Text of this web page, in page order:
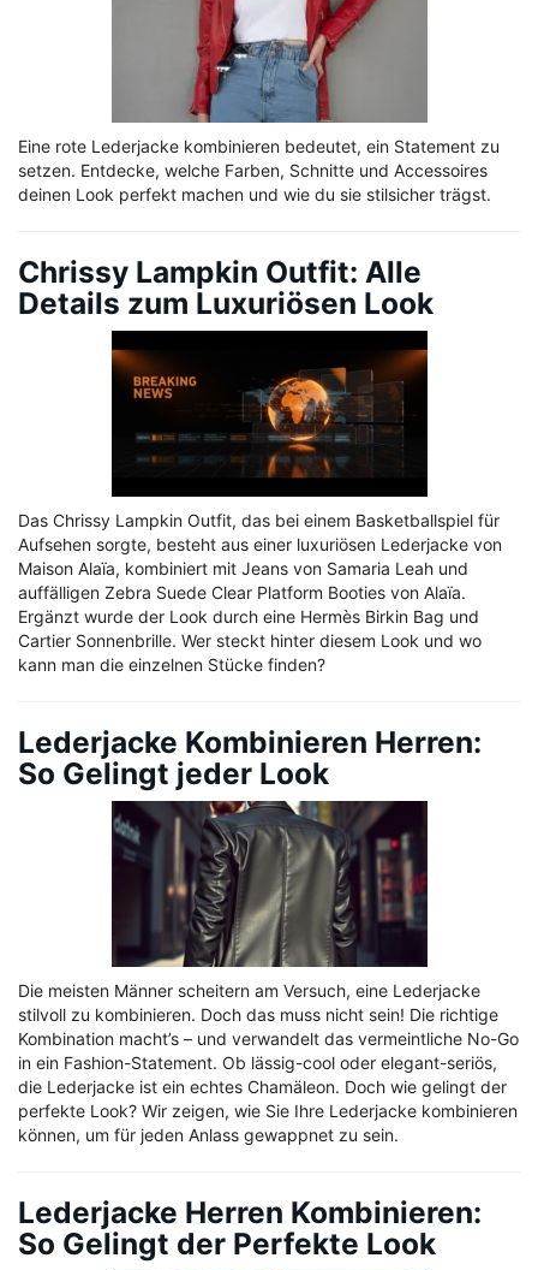
Eine rote Lederjacke kombinieren bedeutet, ein Statement zu
setzen. Entdecke, welche Farben, Schnitte und Accessoires
deinen Look perfekt machen und wie du sie stilsicher trägst.
Chrissy Lampkin Outfit: Alle
Details zum Luxuriösen Look
Das Chrissy Lampkin Outfit, das bei einem Basketballspiel für
Aufsehen sorgte, besteht aus einer luxuriösen Lederjacke von
Maison Alaïa, kombiniert mit Jeans von Samaria Leah und
auffälligen Zebra Suede Clear Platform Booties von Alaïa.
Ergänzt wurde der Look durch eine Hermès Birkin Bag und
Cartier Sonnenbrille. Wer steckt hinter diesem Look und wo
kann man die einzelnen Stücke finden?
Lederjacke Kombinieren Herren:
So Gelingt jeder Look
Die meisten Männer scheitern am Versuch, eine Lederjacke
stilvoll zu kombinieren. Doch das muss nicht sein! Die richtige
Kombination macht’s – und verwandelt das vermeintliche No-Go
in ein Fashion-Statement. Ob lässig-cool oder elegant-seriös,
die Lederjacke ist ein echtes Chamäleon. Doch wie gelingt der
perfekte Look? Wir zeigen, wie Sie Ihre Lederjacke kombinieren
können, um für jeden Anlass gewappnet zu sein.
Lederjacke Herren Kombinieren:
So Gelingt der Perfekte Look